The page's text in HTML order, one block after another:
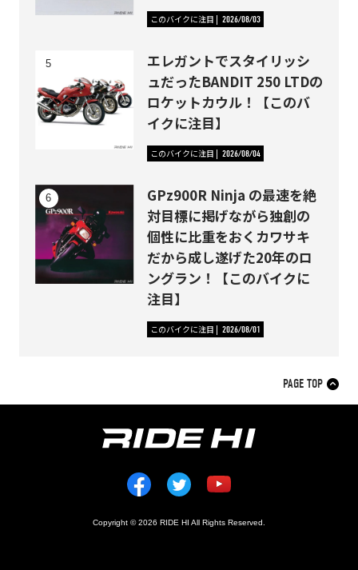
このバイクに注目 2026/08/03
エレガントでスタイリッシ
ュだったBANDIT 250 LTDの
ロケットカウル！【このバ
イクに注目】
このバイクに注目 2026/08/04
GPz900R Ninja の最速を絶
対目標に掲げながら独創の
個性に比重をおくカワサキ
だから成し遂げた20年のロ
ングラン！【このバイクに
注目】
このバイクに注目 2026/08/01
Copyright © 2026 RIDE HI All Rights Reserved.
PAGE TOP